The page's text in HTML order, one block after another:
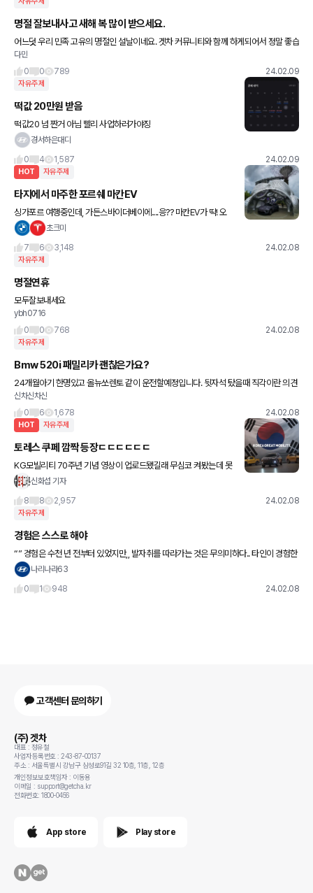
명절 잘보내사고 새해 복 많이 받으세요.
어느덧 우리 민족 고유의 명절인 설날이네요. 겟차 커뮤니티와 함께 하게되어서 정말 좋습
니다. 다들 새해 복 많이 받으세요!
다민
0
0 789 24.02.09
자유주제
떡값 20만원 받음
떡값20 넘 짠거 아님 빨리 사업하러가야징
경서하은대디
0
4 1,587 24.02.09
HOT 자유주제
타지에서 마주한 포르쉐 마칸EV
싱가포르 여행중인데, 가든스바이더베이에....응?? 마칸EV가 딱! 오
호.. 사진찍다가 아내한테 등짝한대; 실내는 많이 심플해보입니다. 아
초크미
7
6 3,148 24.02.08
자유주제
명절연휴
모두잘보내세요
ybh0716
0
0 768 24.02.08
자유주제
Bmw 520i 패밀리카 괜찮은가요?
24개월아기 한명있고 올뉴쏘렌토 같이 운전할예정입니다. 뒷자석 탔을때 직각이란 의견
신차신차신
0
6 1,678 24.02.08
HOT 자유주제
토레스 쿠페 깜짝 등장ㄷㄷㄷㄷㄷㄷ
KG모빌리티 70주년 기념 영상이 업로드됐길래 무심코 켜봤는데 못
보던 차가 있어서 놀랐습니다 ㄷㄷㄷㄷㄷㄷㄷㄷ 헤드램프, 테일램프
신화섭 기자
8
8 2,957 24.02.08
자유주제
경험은 스스로 해야
“” 경험은 수천 년 전부터 있었지만,, 발자취를 따라가는 것은 무의미하다.. 타인이 경험한
것은 당신에게 통하지 않는다.. 당신은 자신을 위해 다시 경험해야 한다.. “” 좋은아침요 ~
나리나라63
0
1 948 24.02.08
고객센터 문의하기
(주) 겟차
대표 : 정유철
사업자등록번호 : 243-87-00137
주소 : 서울특별시 강남구 삼성로91길 32 10층, 11층, 12층
개인정보보호책임자 : 이동용
이메일 : support@getcha.kr
전화번호: 1800-0456
App store Play store